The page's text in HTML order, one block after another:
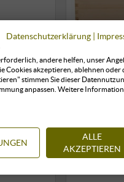
Datenschutzerklärung |
andere helfen, unser
Cookies akzeptieren, ablehnen oder
stimmen Sie dieser
anpassen. Weitere
ALLE
AKZEPTIEREN